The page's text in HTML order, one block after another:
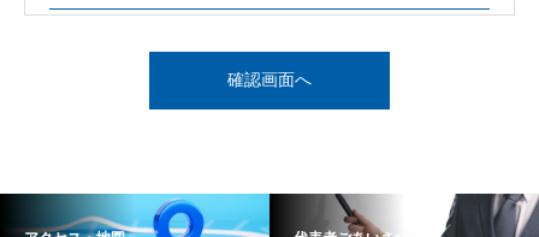
ち、個人情報への不正アクセス・紛失・破損・改ざん・漏
個人情報の利用目的